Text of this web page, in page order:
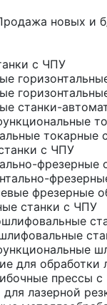
новых и
с ЧПУ
станки-
токарные
с ЧПУ
фрезерные
станки с ЧПУ
для обработки
прессы
для лазерной